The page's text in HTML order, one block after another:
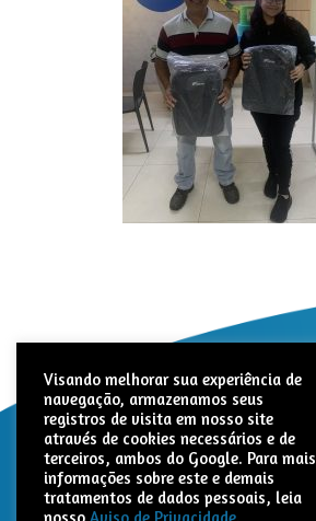
Visando melhorar sua experiência de
navegação, armazenamos seus
registros de visita em nosso site
através de cookies necessários e de
terceiros, ambos do Google. Para mais
informações sobre este e demais
tratamentos de dados pessoais, leia
nosso Aviso de Privacidade.